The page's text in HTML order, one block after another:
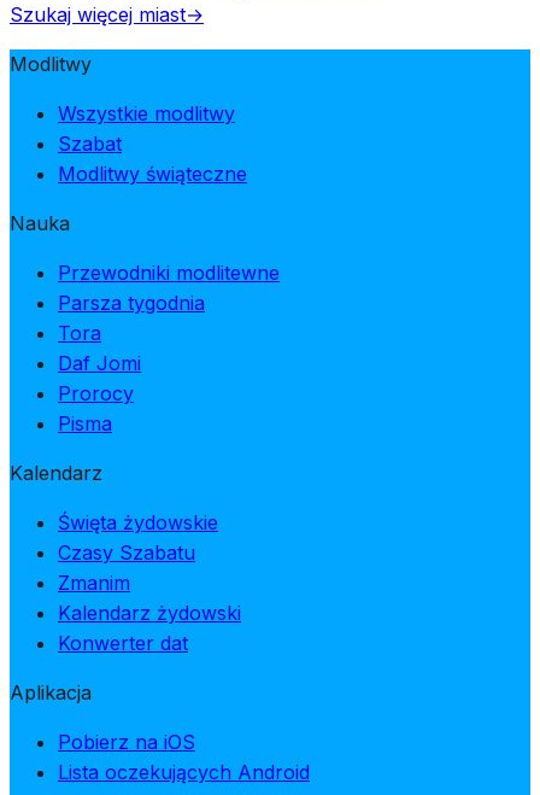
Szukaj więcej miast→
Modlitwy
Wszystkie modlitwy
Szabat
Modlitwy świąteczne
Nauka
Przewodniki modlitewne
Parsza tygodnia
Tora
Daf Jomi
Prorocy
Pisma
Kalendarz
Święta żydowskie
Czasy Szabatu
Zmanim
Kalendarz żydowski
Konwerter dat
Aplikacja
Pobierz na iOS
Lista oczekujących Android